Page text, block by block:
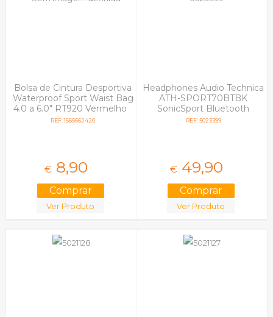
Bolsa de Cintura Desportiva
Waterproof Sport Waist Bag
4.0 a 6.0" RT920 Vermelho
REF: 1565662420
€ 8,90
Ver Produto
Headphones Audio Technica
ATH-SPORT70BTBK
SonicSport Bluetooth
Preto
REF: 5023399
€ 49,90
Ver Produto